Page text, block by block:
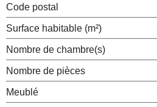
Code postal
Surface habitable (m²)
Nombre de chambre(s)
Nombre de pièces
Meublé